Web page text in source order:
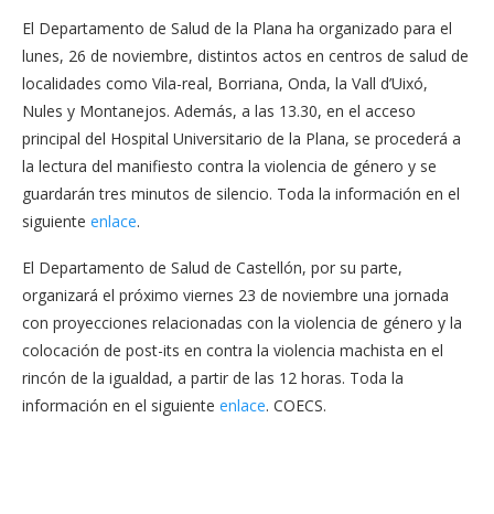
El Departamento de Salud de la Plana ha organizado para el
lunes, 26 de noviembre, distintos actos en centros de salud de
localidades como Vila-real, Borriana, Onda, la Vall d’Uixó,
Nules y Montanejos. Además, a las 13.30, en el acceso
principal del Hospital Universitario de la Plana, se procederá a
la lectura del manifiesto contra la violencia de género y se
guardarán tres minutos de silencio. Toda la información en el
siguiente enlace.
El Departamento de Salud de Castellón, por su parte,
organizará el próximo viernes 23 de noviembre una jornada
con proyecciones relacionadas con la violencia de género y la
colocación de post-its en contra la violencia machista en el
rincón de la igualdad, a partir de las 12 horas. Toda la
información en el siguiente enlace. COECS.